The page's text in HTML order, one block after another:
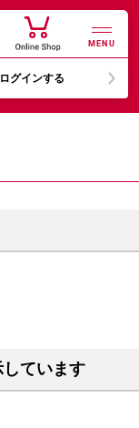
MENU
ログインする
ています